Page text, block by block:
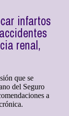
infartos
renal,
que se
del Seguro
a